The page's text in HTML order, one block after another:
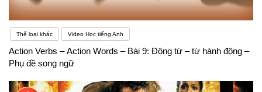
Thể loại khác Video Học tiếng Anh
Action Verbs – Action Words – Bài 9: Động từ – từ hành động –
Phụ đề song ngữ